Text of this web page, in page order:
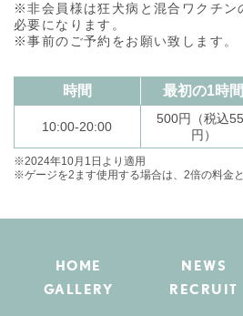
※非会員様は狂犬病と混合ワクチン
必要になります。
※事前のご予約をお願い致します。
時間 最初の1時間
10:00-20:00
500円（税込
円）
※2024年10月1日より適用
※ゲージを2ます使用する場合は、2倍の料金と
HOME NEWS
GALLERY
RECRUIT